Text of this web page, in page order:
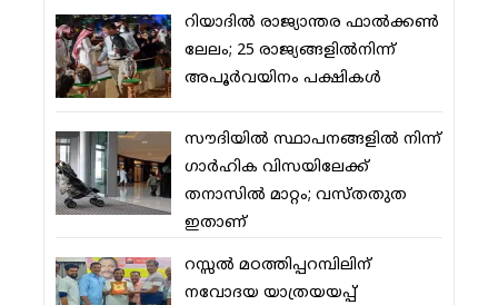
റിയാദില്‍ രാജ്യാന്തര ഫാല്‍ക്കണ്‍
ലേലം; 25 രാജ്യങ്ങളില്‍നിന്ന്
അപൂര്‍വയിനം പക്ഷികള്‍
സൗദിയില്‍ സ്ഥാപനങ്ങളില്‍ നിന്ന്
ഗാര്‍ഹിക വിസയിലേക്ക്
തനാസില്‍ മാറ്റം; വസ്തതുത
ഇതാണ്
റസ്സല്‍ മഠത്തിപ്പറമ്പിലിന്
നവോദയ യാത്രയയപ്പ്